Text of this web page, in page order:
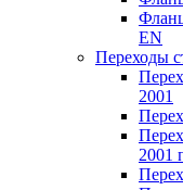
EN
Переходы
2001
2001